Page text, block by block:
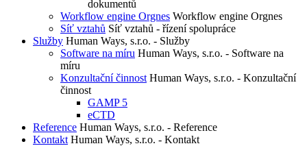
dokumentů
Workflow engine Orgnes Workflow engine Orgnes
Síť vztahů Síť vztahů - řízení spolupráce
Služby Human Ways, s.r.o. - Služby
Software na míru Human Ways, s.r.o. - Software na
míru
Konzultační činnost Human Ways, s.r.o. - Konzultační
činnost
GAMP 5
eCTD
Reference Human Ways, s.r.o. - Reference
Kontakt Human Ways, s.r.o. - Kontakt